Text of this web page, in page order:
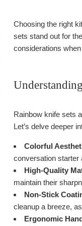
Choosing the right
sets stand out for
considerations
Rainbow knife sets
Let’s delve deeper
Colorful
conversation starter
High-Quality
maintain their
Non-Stick
cleanup a breeze,
Ergonomic